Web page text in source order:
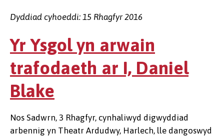
Dyddiad cyhoeddi: 15 Rhagfyr 2016
Yr Ysgol yn arwain
trafodaeth ar I, Daniel
Blake
Nos Sadwrn, 3 Rhagfyr, cynhaliwyd digwyddiad
arbennig yn Theatr Ardudwy, Harlech, lle dangoswyd